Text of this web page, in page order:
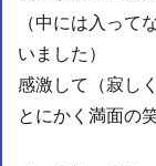
（中には入って
いました）
感激して（寂し
とにかく満面の